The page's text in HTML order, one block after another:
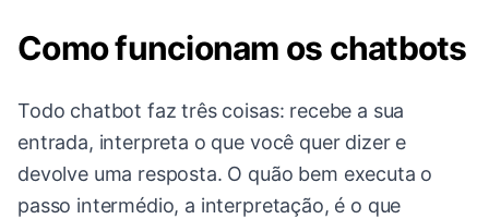
Como funcionam os chatbots
Todo chatbot faz três coisas: recebe a sua
entrada, interpreta o que você quer dizer e
devolve uma resposta. O quão bem executa o
passo intermédio, a interpretação, é o que